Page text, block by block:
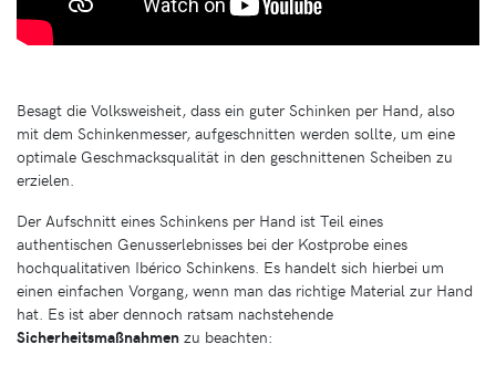
Besagt die Volksweisheit, dass ein guter Schinken per Hand, also
mit dem Schinkenmesser, aufgeschnitten werden sollte, um eine
optimale Geschmacksqualität in den geschnittenen Scheiben zu
erzielen.
Der Aufschnitt eines Schinkens per Hand ist Teil eines
authentischen Genusserlebnisses bei der Kostprobe eines
hochqualitativen Ibérico Schinkens. Es handelt sich hierbei um
einen einfachen Vorgang, wenn man das richtige Material zur Hand
hat. Es ist aber dennoch ratsam nachstehende
Sicherheitsmaßnahmen zu beachten: